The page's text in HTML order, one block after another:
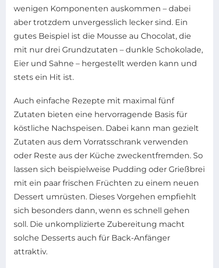
wenigen Komponenten auskommen – dabei
aber trotzdem unvergesslich lecker sind. Ein
gutes Beispiel ist die Mousse au Chocolat, die
mit nur drei Grundzutaten – dunkle Schokolade,
Eier und Sahne – hergestellt werden kann und
stets ein Hit ist.
Auch einfache Rezepte mit maximal fünf
Zutaten bieten eine hervorragende Basis für
köstliche Nachspeisen. Dabei kann man gezielt
Zutaten aus dem Vorratsschrank verwenden
oder Reste aus der Küche zweckentfremden. So
lassen sich beispielweise Pudding oder Grießbrei
mit ein paar frischen Früchten zu einem neuen
Dessert umrüsten. Dieses Vorgehen empfiehlt
sich besonders dann, wenn es schnell gehen
soll. Die unkomplizierte Zubereitung macht
solche Desserts auch für Back-Anfänger
attraktiv.